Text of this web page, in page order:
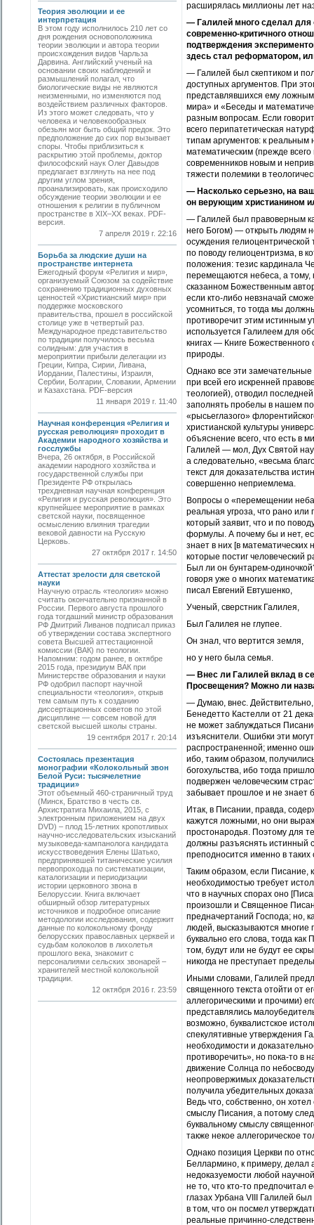
Теория эволюции и ее
интерпретация
В этом году исполнилось 210 лет со
дня рождения основоположника
теории эволюции и автора теории
происхождения видов Чарльза
Дарвина. Английский ученый на
основании своих наблюдений и
размышлений полагал, что
биологические виды не являются
неизменными, но изменяются под
воздействием различных факторов.
Из этого может следовать, что у
человека и человекообразных
обезьян мог быть общий предок. Это
предположение до сих пор вызывает
споры. Чтобы приблизиться к
раскрытию этой проблемы, доктор
философский наук Олег Давыдов
предлагает взглянуть на нее под
другим углом зрения,
проанализировать, как происходило
обсуждение теории эволюции и ее
отношения к религии в публичном
пространстве в XIX–ХХ веках. PDF-
версия.
7 апреля 2019 г. 22:16
Борьба за людские души на
пространстве интернета
Ежегодный форум «Религия и мир»,
организуемый Со­юзом за содействие
сохранению традиционных духовных
ценностей «Христианский мир» при
поддержке московского
правительства, прошел в российской
столице уже в четвертый раз.
Международное представительство
по традиции получилось весьма
солидным: для участия в
мероприятии прибыли делегации из
Греции, Кипра, Сирии, Ливана,
Иордании, Палестины, Израиля,
Сербии, Болгарии, Словакии, Армении
и Казахстана. PDF-версия
11 января 2019 г. 11:40
Научная конференция «Религия и
русская революция» проходит в
Академии народного хозяйства и
госслужбы
Вчера, 26 октября, в Российской
академии народного хозяйства и
государственной службы при
Президенте РФ открылась
трехдневная научная конференция
«Религия и русская революция». Это
крупнейшее мероприятие в рамках
светской науки, посвященное
осмыслению влияния трагедии
вековой давности на Русскую
Церковь.
27 октября 2017 г. 14:50
Аттестат зрелости для светской
науки
Научную отрасль «теология» можно
считать окончательно признанной в
России. Первого августа прошлого
года тогдашний министр образования
РФ Дмитрий Ливанов подписал приказ
об утверждении состава экспертного
совета Высшей аттестационной
комиссии (ВАК) по теологии.
Напомним: годом ранее, в октябре
2015 года, президиум ВАК при
Министерстве образования и науки
РФ одобрил паспорт научной
специальности «теология», открыв
тем самым путь к созданию
диссертационных советов по этой
дисциплине — совсем новой для
светской высшей школы страны.
19 сентября 2017 г. 20:14
Состоялась презентация
монографии «Колокольный звон
Белой Руси: тысячелетние
традиции»
Этот объемный 460-страничный труд
(Минск, Братство в честь св.
Архистратига Михаила, 2015, с
электронным приложением на двух
DVD) – плод 15-летних кропотливых
научно-исследовательских изысканий
музыковеда-кампанолога кандидата
искусствоведения Елены Шатько,
предпринявшей титанические усилия
первопроходца по систематизации,
каталогизации и периодизации
истории церковного звона в
Белоруссии. Книга включает
обширный обзор литературных
источников и подробное описание
методологии исследования, содержит
данные по колокольному фонду
белорусских православных церквей и
судьбам колоколов в лихолетья
прошлого века, знакомит с
персоналиями сельских звонарей –
хранителей местной колокольной
традиции.
12 октября 2016 г. 23:59
расширялась миллионы лет
— Галилей много сделал для
современно-критичного
подтверждения
здесь стал реформатором,
— Галилей был скептиком и
доступных аргументов. При
представлявшихся ему
мира» и «Беседы и
разным вопросам. Если
всего перипатетическая
типам аргументов: к
математическим (прежде
современников новым и
тяжести полемики в
— Насколько серьезно, на
он верующим христианином
— Галилей был правоверным
него Богом) — открыть людям
осуждения
по поводу гелиоцентризма, в
положения: тезис кардинала
перемещаются небеса, а тому,
сказанном Божественным
если кто-либо невзначай
усомниться, то тогда мы
противоречит этим истинным
используется Галилеем для
книгах — Книге Божественного
природы.
Однако все эти
при всей его искренней
теологией), отводил
заполнять пробелы в нашем
«рысьеглазого»
христианской культуры
объяснение всего, что есть в
Галилей — мол, Дух Святой
а следовательно, «весьма
текст для доказательства
совершенно неприемлема.
Вопросы о «перемещении
реальная угроза, что рано или
который заявит, что и по
формулы. А почему бы и нет,
знает в них [в математических
которые постиг человеческий
Был ли он бунтарем-
говоря уже о многих
писал Евгений Евтушенко,
Ученый, сверстник Галилея,
Был Галилея не глупее.
Он знал, что вертится земля,
но у него была семья.
— Внес ли Галилей вклад в
Просвещения? Можно ли
— Думаю, внес. Действительно,
Бенедетто Кастелли от 21
не может заблуждаться
изъяснители. Ошибки эти
распространенной; именно
ибо, таким образом,
богохульства, ибо тогда
подвержен человеческим
забывает прошлое и не знает
Итак, в Писании, правда,
кажутся ложными, но они
простонародья. Поэтому для
должны разъяснять истинный
преподносится именно в таких
Таким образом, если Писание,
необходимостью требует
что в научных спорах оно
произошли и Священное
предначертаний Господа; но,
людей, высказываются многие
буквально его слова, тогда
том, будут или не будут ее
никогда не преступает
Иными словами, Галилей
священного текста отойти от
аллегорическими и прочими)
представлялись
возможно, буквалистское
спекулятивные утверждения
необходимости и
противоречить», но пока-то в
движение Солнца по
неопровержимых
получила убедительных
Ведь что, собственно, он
смыслу Писания, а потому
буквальному смыслу
также некое аллегорическое
Однако позиция Церкви по
Беллармино, к примеру, делал
недоказуемости любой
не то, что кто-то предпочитал
глазах Урбана VIII Галилей
в том, что он посмел
реальные причинно-